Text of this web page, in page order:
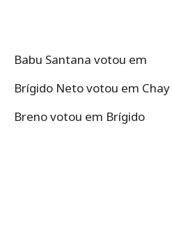
Babu Santana votou em
Brígido Neto votou em Chay
Breno votou em Brígido